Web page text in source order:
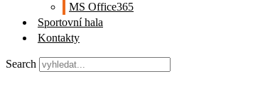
MS Office365
Sportovní hala
Kontakty
Search